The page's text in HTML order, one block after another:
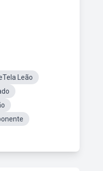
Leão